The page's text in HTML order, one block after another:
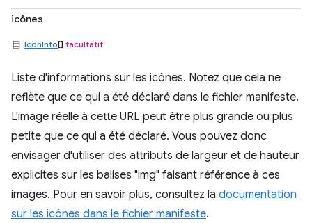
icônes
IconInfo[] facultatif
Liste d'informations sur les icônes. Notez que cela ne
reflète que ce qui a été déclaré dans le fichier manifeste.
L'image réelle à cette URL peut être plus grande ou plus
petite que ce qui a été déclaré. Vous pouvez donc
envisager d'utiliser des attributs de largeur et de hauteur
explicites sur les balises "img" faisant référence à ces
images. Pour en savoir plus, consultez la documentation
sur les icônes dans le fichier manifeste.